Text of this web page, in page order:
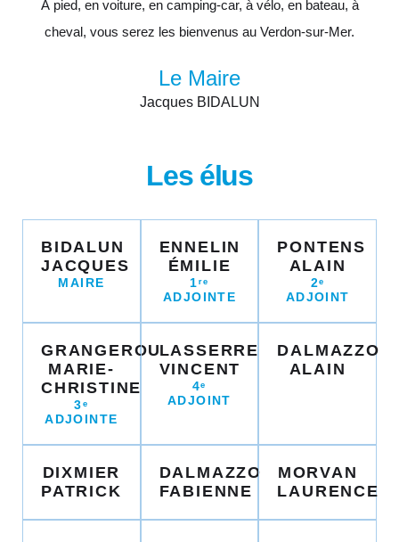
À pied, en voiture, en camping-car, à vélo, en bateau, à
cheval, vous serez les bienvenus au Verdon-sur-Mer.
Le Maire
Jacques BIDALUN
Les élus
BIDALUN
JACQUES
MAIRE
ENNELIN
ÉMILIE
1ʳᵉ
ADJOINTE
PONTENS
ALAIN
2ᵉ
ADJOINT
GRANGEROU
MARIE-
CHRISTINE
3ᵉ
ADJOINTE
LASSERRE
VINCENT
4ᵉ
ADJOINT
DALMAZZO
ALAIN
DIXMIER
PATRICK
DALMAZZO
FABIENNE
MORVAN
LAURENCE